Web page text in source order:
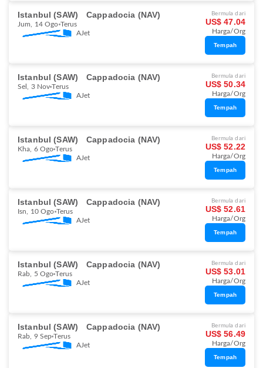
Istanbul (SAW) Cappadocia (NAV)
Jum, 14 Ogo Terus
AJet
Bermula dari
US$ 47.04
Harga/Org
Tempah
Istanbul (SAW) Cappadocia (NAV)
Sel, 3 Nov Terus
AJet
Bermula dari
US$ 50.34
Harga/Org
Tempah
Istanbul (SAW) Cappadocia (NAV)
Kha, 6 Ogo Terus
AJet
Bermula dari
US$ 52.22
Harga/Org
Tempah
Istanbul (SAW) Cappadocia (NAV)
Isn, 10 Ogo Terus
AJet
Bermula dari
US$ 52.61
Harga/Org
Tempah
Istanbul (SAW) Cappadocia (NAV)
Rab, 5 Ogo Terus
AJet
Bermula dari
US$ 53.01
Harga/Org
Tempah
Istanbul (SAW) Cappadocia (NAV)
Rab, 9 Sep Terus
AJet
Bermula dari
US$ 56.49
Harga/Org
Tempah